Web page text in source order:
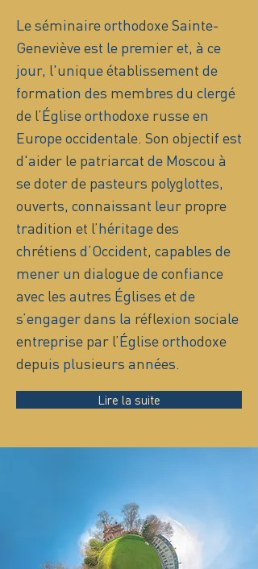
Le séminaire orthodoxe Sainte-
Geneviève est le premier et, à ce
jour, l'unique établissement de
formation des membres du clergé
de l’Église orthodoxe russe en
Europe occidentale. Son objectif est
d'aider le patriarcat de Moscou à
se doter de pasteurs polyglottes,
ouverts, connaissant leur propre
tradition et l’héritage des
chrétiens d’Occident, capables de
mener un dialogue de confiance
avec les autres Églises et de
s’engager dans la réflexion sociale
entreprise par l’Église orthodoxe
depuis plusieurs années.
Lire la suite